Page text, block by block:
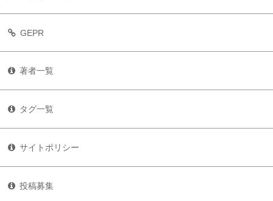
GEPR
著者一覧
タグ一覧
サイトポリシー
投稿募集